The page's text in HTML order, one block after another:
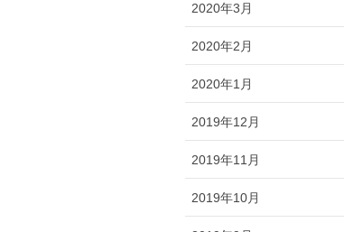
2020年3月
2020年2月
2020年1月
2019年12月
2019年11月
2019年10月